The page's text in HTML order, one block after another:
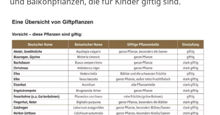
•••••